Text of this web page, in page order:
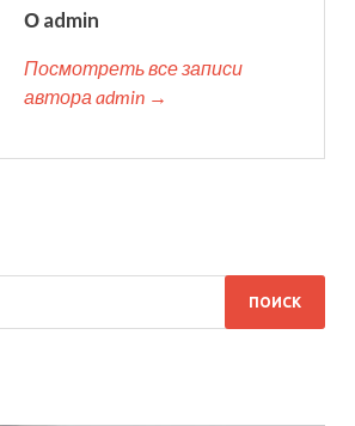
О admin
Посмотреть все записи
автора admin →